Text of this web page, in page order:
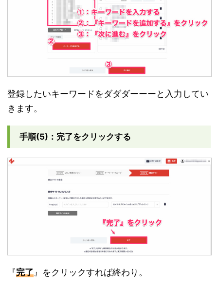
登録したいキーワードをダダダーーーと入力してい
きます。
手順(5)：完了をクリックする
『完了 』をクリックすれば終わり。